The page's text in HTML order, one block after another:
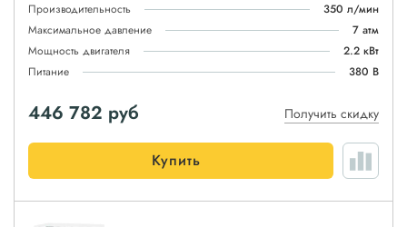
Производительность
350 л/мин
Максимальное давление
7 атм
Мощность двигателя
2.2 кВт
Питание
380 В
446 782 руб Получить скидку
Купить